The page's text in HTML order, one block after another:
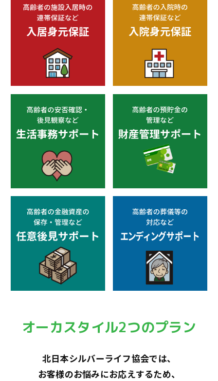
オーカスタイル2つのプラン
北日本シルバーライフ協会では、
お客様のお悩みにお応えするため、